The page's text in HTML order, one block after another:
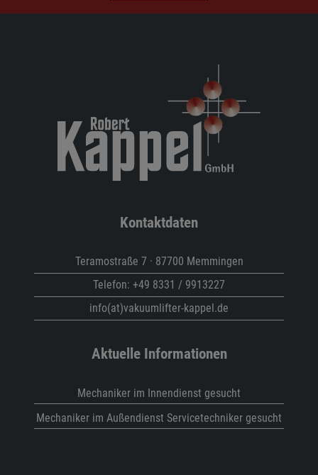
Kontaktdaten
Teramostraße 7 · 87700 Memmingen
Telefon: +49 8331 / 9913227
info(at)vakuumlifter-kappel.de
Aktuelle Informationen
Mechaniker im Innendienst gesucht
Mechaniker im Außendienst Servicetechniker gesucht